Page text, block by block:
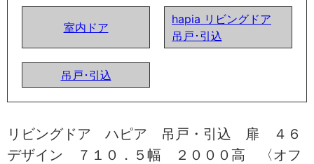
室内ドア
hapia リビングドア
吊戸･引込
吊戸･引込
リビングドア ハピア 吊戸・引込 扉 ４６
デザイン ７１０．５幅 ２０００高 〈オフ